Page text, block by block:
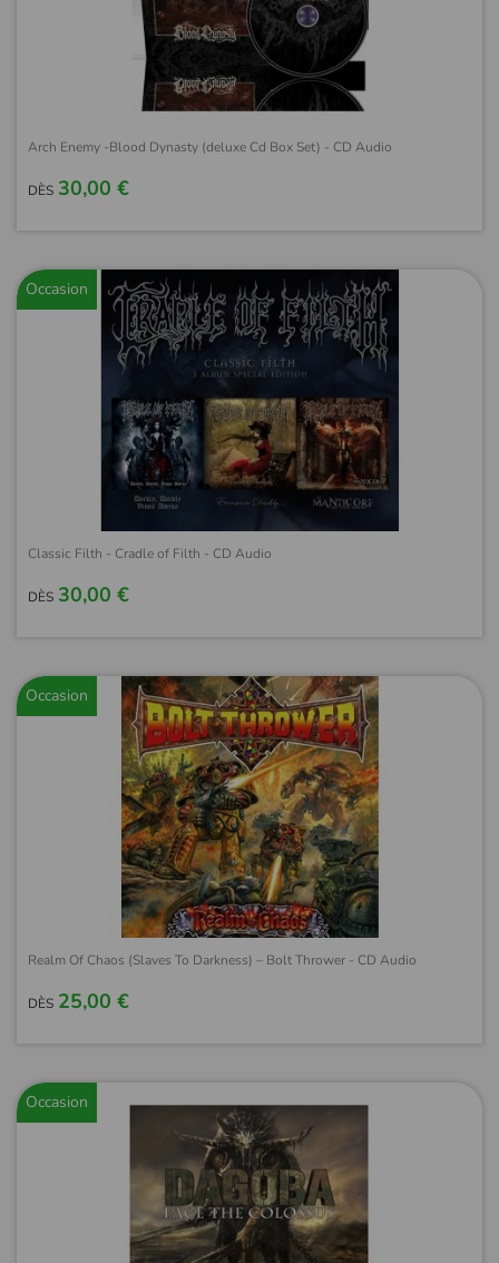
Arch Enemy -Blood Dynasty (deluxe Cd Box Set) - CD Audio
DÈS 30,00 €
Occasion
Classic Filth - Cradle of Filth - CD Audio
DÈS 30,00 €
Occasion
Realm Of Chaos (Slaves To Darkness) – Bolt Thrower - CD Audio
DÈS 25,00 €
Occasion